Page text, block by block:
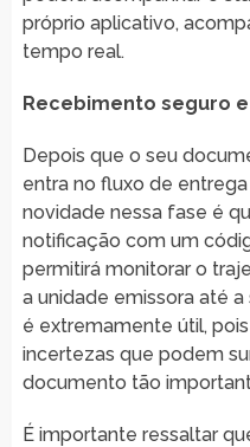
próprio aplicativo,
tempo real.
Recebimento seguro
Depois que o seu
entra no fluxo de
novidade nessa fase é
notificação com um
permitirá monitorar o
a unidade emissora até
é extremamente útil,
incertezas que podem
documento tão
É importante ressaltar